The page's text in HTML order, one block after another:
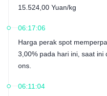
15.524,00 Yuan/kg
06:17:06
Harga perak spot
3,00% pada hari ini, saat
ons.
06:11:04